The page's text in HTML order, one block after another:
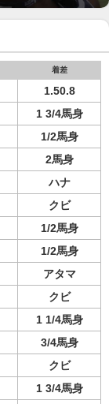
着差
1.50.8
1 3/4馬身
1/2馬身
2馬身
ハナ
クビ
1/2馬身
1/2馬身
アタマ
クビ
1 1/4馬身
3/4馬身
クビ
1 3/4馬身